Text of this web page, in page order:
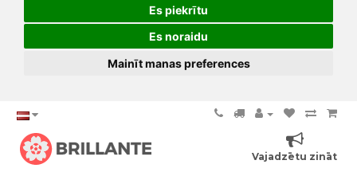
Es piekrītu
Es noraidu
Mainīt manas preferences
Vajadzētu zināt